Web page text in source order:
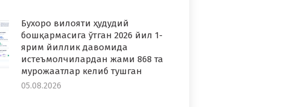
Бухоро вилояти ҳудудий
бошқармасига ўтган 2026 йил 1-
ярим йиллик давомида
истеъмолчилардан жами 868 та
мурожаатлар келиб тушган
05.08.2026